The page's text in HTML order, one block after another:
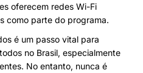
oferecem redes Wi-Fi
como parte do programa.
é um passo vital para
no Brasil, especialmente
No entanto, nunca é